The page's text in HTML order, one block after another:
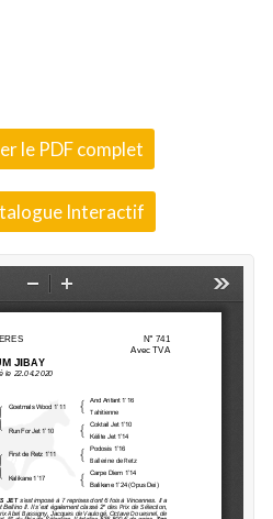
le PDF complet
Interactif